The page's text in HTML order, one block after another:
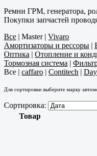
Ремни ГРМ, генератора,
Покупки запчастей
Все | Master| Vivaro
Амортизаторы и рессоры |
Оптика | Отопление и
Тормозная система |
Все | caffaro | Contitech |
Для сортировки выберите марку
Сортировка:
Товар